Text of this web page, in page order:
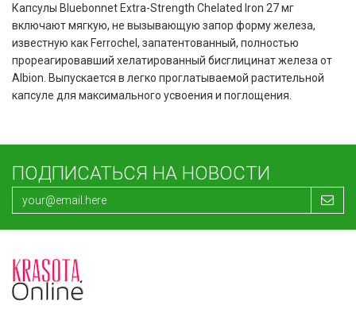
Капсулы Bluebonnet Extra-Strength Chelated Iron 27 мг
включают мягкую, не вызывающую запор форму железа,
известную как Ferrochel, запатентованный, полностью
прореагировавший хелатированный бисглицинат железа от
Albion. Выпускается в легко проглатываемой растительной
капсуле для максимального усвоения и поглощения.
ПОДПИСАТЬСЯ НА НОВОСТИ